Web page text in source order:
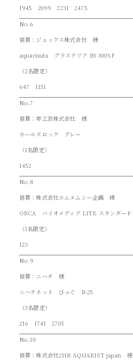
1945 2099 2231 2475
No.6
協賛：ジェックス株式会社 様
aquarisuta グラステリア BS 300SF
（2名限定）
647 1151
No.7
協賛：寿工芸株式会社 様
ホールズロック グレー
（1名限定）
1452
No.8
協賛：株式会社エムエムシー企画 様
ORCA バイオメディア LITE スタンダード
（1名限定）
123
No.9
協賛：ニハチ 様
ニハチネット びっぐ B-25
（3名限定）
216 1741 2705
No.10
協賛：株式会社2HR AQUARIST japan 様